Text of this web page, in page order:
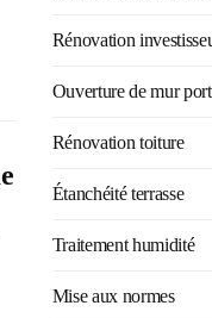
Rénovation
Ouverture de mur
Rénovation toiture
Étanchéité terrasse
Traitement humidité
Mise aux normes